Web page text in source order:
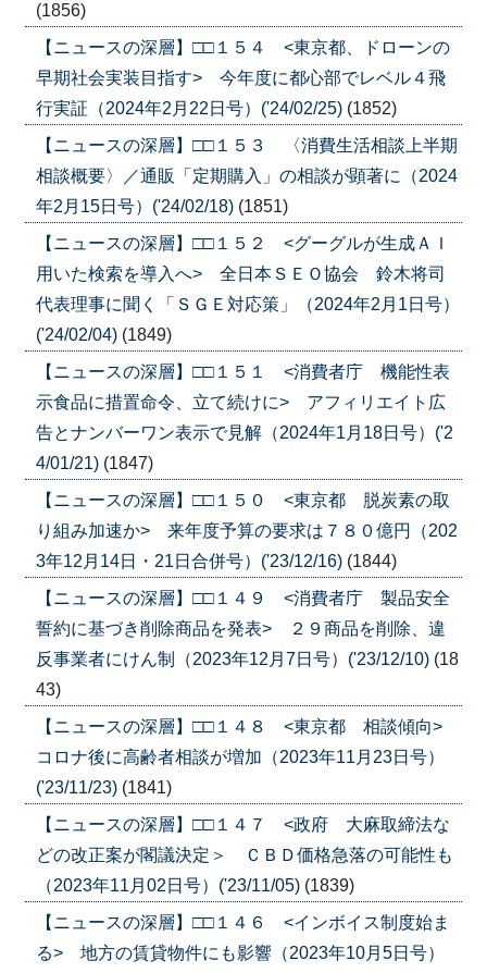
(1856)
【ニュースの深層】□□１５４ <東京都、ドローンの
早期社会実装目指す> 今年度に都心部でレベル４飛
行実証（2024年2月22日号）('24/02/25) (1852)
【ニュースの深層】□□１５３ 〈消費生活相談上半期
相談概要〉／通販「定期購入」の相談が顕著に（2024
年2月15日号）('24/02/18) (1851)
【ニュースの深層】□□１５２ <グーグルが生成ＡＩ
用いた検索を導入へ> 全日本ＳＥＯ協会 鈴木将司
代表理事に聞く「ＳＧＥ対応策」（2024年2月1日号）
('24/02/04) (1849)
【ニュースの深層】□□１５１ <消費者庁 機能性表
示食品に措置命令、立て続けに> アフィリエイト広
告とナンバーワン表示で見解（2024年1月18日号）('2
4/01/21) (1847)
【ニュースの深層】□□１５０ <東京都 脱炭素の取
り組み加速か> 来年度予算の要求は７８０億円（202
3年12月14日・21日合併号）('23/12/16) (1844)
【ニュースの深層】□□１４９ <消費者庁 製品安全
誓約に基づき削除商品を発表> ２９商品を削除、違
反事業者にけん制（2023年12月7日号）('23/12/10) (18
43)
【ニュースの深層】□□１４８ <東京都 相談傾向>
コロナ後に高齢者相談が増加（2023年11月23日号）
('23/11/23) (1841)
【ニュースの深層】□□１４７ <政府 大麻取締法な
どの改正案が閣議決定＞ ＣＢＤ価格急落の可能性も
（2023年11月02日号）('23/11/05) (1839)
【ニュースの深層】□□１４６ <インボイス制度始ま
る> 地方の賃貸物件にも影響（2023年10月5日号）